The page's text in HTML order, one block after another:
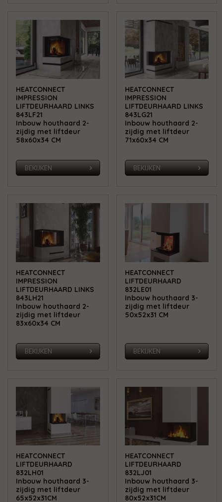
HEATCONNECT
IMPRESSION
LIFTDEURHAARD LINKS
843LF21
Inbouw houthaard 2-
zijdig met liftdeur
58x60x34 CM
BEKIJKEN
HEATCONNECT
IMPRESSION
LIFTDEURHAARD LINKS
843LG21
Inbouw houthaard 2-
zijdig met liftdeur
71x60x34 CM
BEKIJKEN
HEATCONNECT
IMPRESSION
LIFTDEURHAARD LINKS
843LH21
Inbouw houthaard 2-
zijdig met liftdeur
83x60x34 CM
BEKIJKEN
HEATCONNECT
LIFTDEURHAARD
832LE01
Inbouw houthaard 3-
zijdig met liftdeur
50x52x31 CM
BEKIJKEN
HEATCONNECT
LIFTDEURHAARD
832LH01
Inbouw houthaard 3-
zijdig met liftdeur
65x52x31CM
HEATCONNECT
LIFTDEURHAARD
832LJ01
Inbouw houthaard 3-
zijdig met liftdeur
80x52x31CM